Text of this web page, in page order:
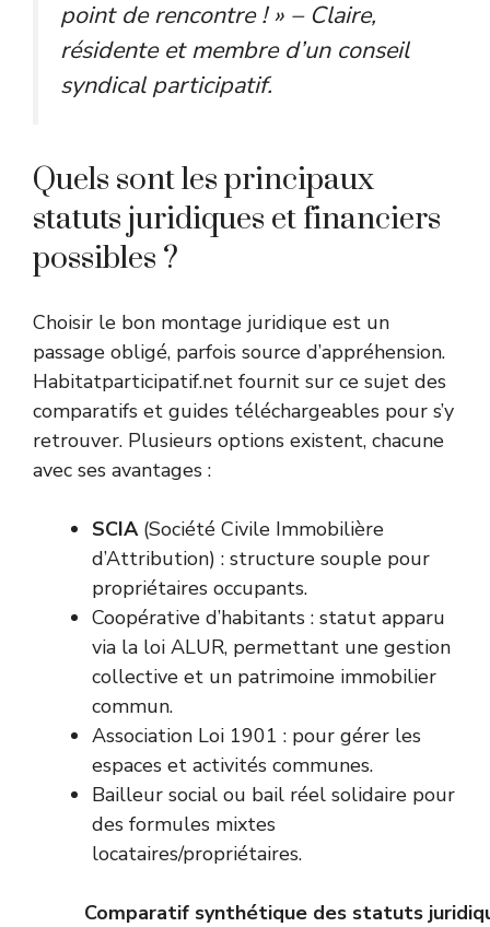
point de rencontre ! » – Claire,
résidente et membre d’un conseil
syndical participatif.
Quels sont les principaux
statuts juridiques et financiers
possibles ?
Choisir le bon montage juridique est un
passage obligé, parfois source d’appréhension.
Habitatparticipatif.net fournit sur ce sujet des
comparatifs et guides téléchargeables pour s’y
retrouver. Plusieurs options existent, chacune
avec ses avantages :
SCIA(Société Civile Immobilière
d’Attribution) : structure souple pour
propriétaires occupants.
Coopérative d’habitants : statut apparu
via la loi ALUR, permettant une gestion
collective et un patrimoine immobilier
commun.
Association Loi 1901 : pour gérer les
espaces et activités communes.
Bailleur social ou bail réel solidaire pour
des formules mixtes
locataires/propriétaires.
Comparatif synthétique des statuts